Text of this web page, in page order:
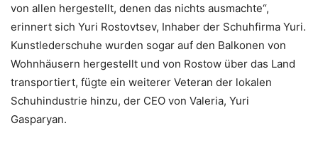
von allen hergestellt, denen das nichts ausmachte“,
erinnert sich Yuri Rostovtsev, Inhaber der Schuhfirma Yuri.
Kunstlederschuhe wurden sogar auf den Balkonen von
Wohnhäusern hergestellt und von Rostow über das Land
transportiert, fügte ein weiterer Veteran der lokalen
Schuhindustrie hinzu, der CEO von Valeria, Yuri
Gasparyan.